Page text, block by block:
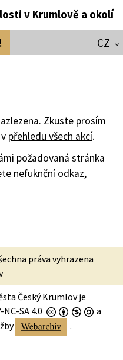
v Krumlově a okolí
CZ
Zkuste prosím
přehledu všech akcí.
požadovaná stránka
nefuknční odkaz,
práva vyhrazena
Český Krumlovje
NC-SA 4.0
a
.